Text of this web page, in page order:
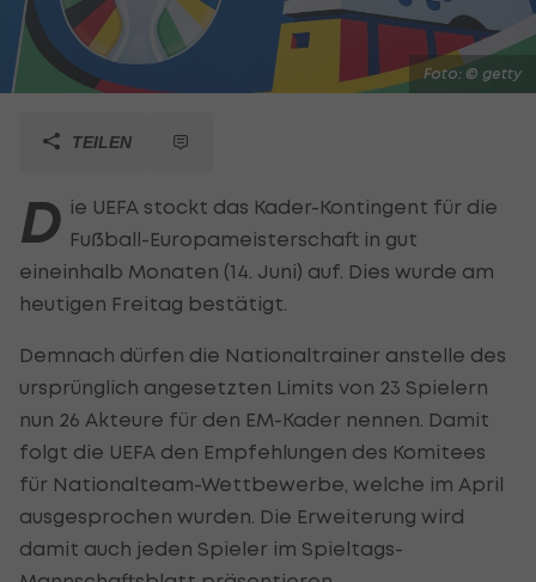
Foto: © getty
TEILEN
D ie UEFA stockt das Kader-Kontingent für die
Fußball-Europameisterschaft in gut
eineinhalb Monaten (14. Juni) auf. Dies wurde am
heutigen Freitag bestätigt.
Demnach dürfen die Nationaltrainer anstelle des
ursprünglich angesetzten Limits von 23 Spielern
nun 26 Akteure für den EM-Kader nennen. Damit
folgt die UEFA den Empfehlungen des Komitees
für Nationalteam-Wettbewerbe, welche im April
ausgesprochen wurden. Die Erweiterung wird
damit auch jeden Spieler im Spieltags-